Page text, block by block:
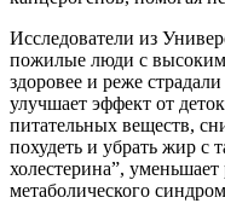
Исследователи из
пожилые люди с высоким
здоровее и реже
улучшает эффект от
питательных веществ,
похудеть и убрать жир с
холестерина”,
метаболического